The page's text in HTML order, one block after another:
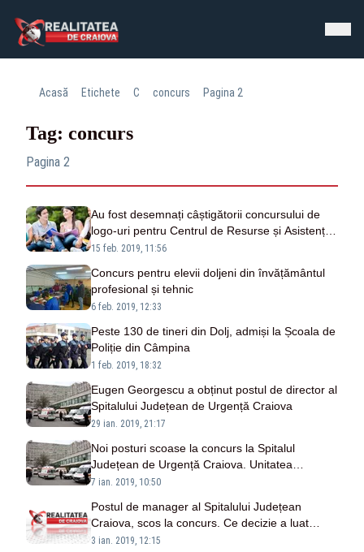
Acasă Etichete C concurs Pagina 2
Tag: concurs
Pagina 2
Au fost desemnați câștigătorii concursului de
logo-uri pentru Centrul de Resurse și Asistență
în Învățare și Formare din cadrul Universității
15 feb. 2019, 11:56
Concurs pentru elevii doljeni din învățământul
profesional și tehnic
6 feb. 2019, 12:33
Peste 130 de tineri din Dolj, admiși la Școala de
Poliție din Câmpina
1 feb. 2019, 18:32
Eugen Georgescu a obținut postul de director al
Spitalului Județean de Urgență Craiova
29 ian. 2019, 21:17
Noi posturi scoase la concurs la Spitalul
Județean de Urgență Craiova. Unitatea
medicală caută medic psiholog
7 ian. 2019, 10:50
Postul de manager al Spitalului Județean
Craiova, scos la concurs. Ce decizie a luat
actualul director
3 ian. 2019, 12:15